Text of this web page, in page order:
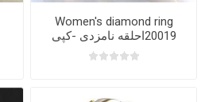
Women's diamond ring
20019احلقه نامزدی -کپی